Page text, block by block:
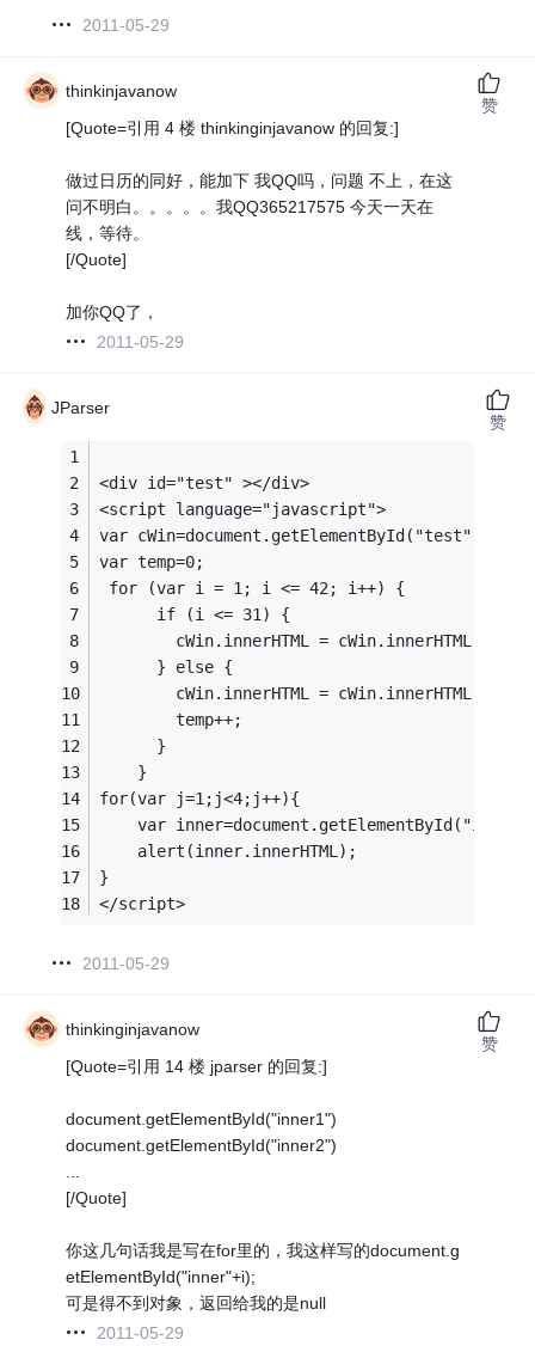
2011-05-29
thinkinjavanow
[Quote=引用 4 楼 thinkinginjavanow 的回复:]
做过日历的同好，能加下 我QQ吗，问题 不上，在这
问不明白。。。。。我QQ365217575 今天一天在
线，等待。
[/Quote]
加你QQ了，
2011-05-29
赞
JParser
<div id="test" ></div>
<script language="javascript">
var cWin=document.getElementById("test");
var temp=0;
for (var i = 1; i <= 42; i++) {
      if (i <= 31) {
cWin.innerHTML = cWin.innerHTML +
      } else {
cWin.innerHTML = cWin.innerHTML +
        temp++;
      }
    }
for(var j=1;j<4;j++){
var
	alert(inner.innerHTML);
}
</script>
2011-05-29
赞
thinkinginjavanow
[Quote=引用 14 楼 jparser 的回复:]
document.getElementById("inner1")
document.getElementById("inner2")
[/Quote]
你这几句话我是写在for里的，我这样写的document.g
etElementById("inner"+i);
可是得不到对象，返回给我的是null
2011-05-29
赞